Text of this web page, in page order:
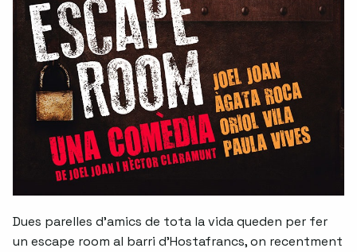
Dues parelles d'amics de tota la vida queden per fer
un escape room al barri d'Hostafrancs, on recentment